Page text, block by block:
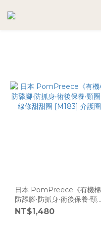
日本 PomPreece《有機棉
防舔腳‧防抓身‧術後保養‧頸
圈》線條甜甜圈 [M183] 介
NT$1,480